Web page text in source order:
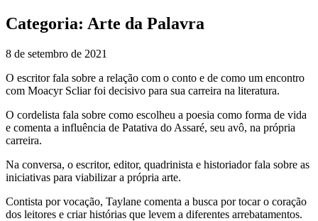
Categoria: Arte da Palavra
8 de setembro de 2021
O escritor fala sobre a relação com o conto e de como um encontro
com Moacyr Scliar foi decisivo para sua carreira na literatura.
O cordelista fala sobre como escolheu a poesia como forma de vida
e comenta a influência de Patativa do Assaré, seu avô, na própria
carreira.
Na conversa, o escritor, editor, quadrinista e historiador fala sobre as
iniciativas para viabilizar a própria arte.
Contista por vocação, Taylane comenta a busca por tocar o coração
dos leitores e criar histórias que levem a diferentes arrebatamentos.